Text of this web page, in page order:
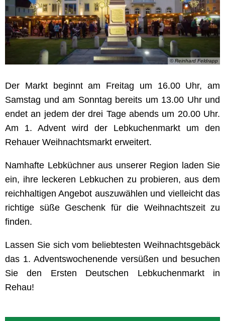
© Reinhard Feldrapp
Der Markt beginnt am Freitag um 16.00 Uhr, am
Samstag und am Sonntag bereits um 13.00 Uhr und
endet an jedem der drei Tage abends um 20.00 Uhr.
Am 1. Advent wird der Lebkuchenmarkt um den
Rehauer Weihnachtsmarkt erweitert.
Namhafte Lebküchner aus unserer Region laden Sie
ein, ihre leckeren Lebkuchen zu probieren, aus dem
reichhaltigen Angebot auszuwählen und vielleicht das
richtige süße Geschenk für die Weihnachtszeit zu
finden.
Lassen Sie sich vom beliebtesten Weihnachtsgebäck
das 1. Adventswochenende versüßen und besuchen
Sie den Ersten Deutschen Lebkuchenmarkt in
Rehau!